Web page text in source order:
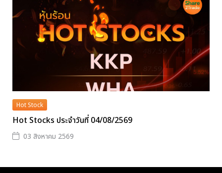
Hot Stock
Hot Stocks ประจำวันที่ 04/08/2569
03 สิงหาคม 2569